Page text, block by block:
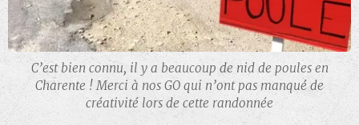
C’est bien connu, il y a beaucoup de nid de poules en
Charente ! Merci à nos GO qui n’ont pas manqué de
créativité lors de cette randonnée